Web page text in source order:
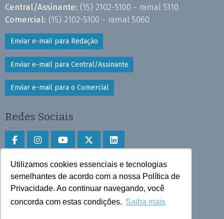
Utilizamos cookies essenciais e tecnologias
semelhantes de acordo com a nossa Política de
Privacidade. Ao continuar navegando, você
concorda com estas condições. Saiba mais
Central/Assinante: (15) 2102-5100 - ramal 5110
Comercial: (15) 2102-5100 - ramal 5060
Enviar e-mail para Redação
Enviar e-mail para Central/Assinante
Enviar e-mail para o Comercial
Redes Sociais
Faça download do aplicativo
Play Store e App Store